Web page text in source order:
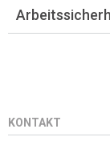
KONTAKT